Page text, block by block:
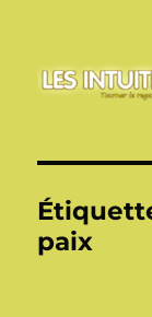
paix